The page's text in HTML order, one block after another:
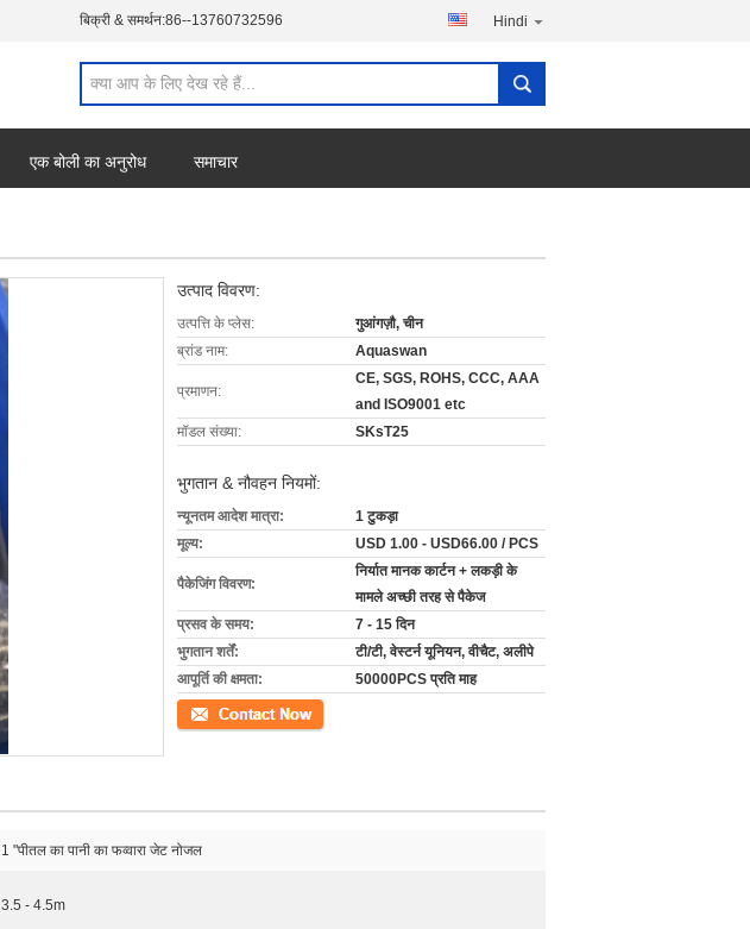
बिक्री & समर्थन:86--13760732596 Hindi
एक बोली का अनुरोध समाचार
उत्पाद विवरण:
उत्पत्ति के प्लेस:
गुआंगज़ौ, चीन
ब्रांड नाम:
Aquaswan
प्रमाणन:
CE, SGS, ROHS, CCC, AAA
and ISO9001 etc
मॉडल संख्या:
SKsT25
भुगतान & नौवहन नियमों:
न्यूनतम आदेश मात्रा:
1 टुकड़ा
मूल्य:
USD 1.00 - USD66.00 / PCS
पैकेजिंग विवरण:
निर्यात मानक कार्टन + लकड़ी के
मामले अच्छी तरह से पैकेज
प्रसव के समय:
7 - 15 दिन
भुगतान शर्तें:
टी/टी, वेस्टर्न यूनियन, वीचैट, अलीपे
आपूर्ति की क्षमता:
50000PCS प्रति माह
संपर्क करें
1 "पीतल का पानी का फव्वारा जेट नोजल
3.5 - 4.5m